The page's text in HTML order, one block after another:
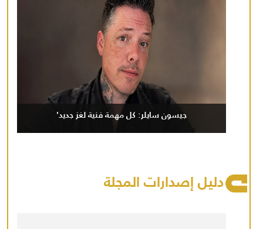
جيسون سايلر: كل مهمة فنية لغز جديد'
دليل إصدارات المجلة